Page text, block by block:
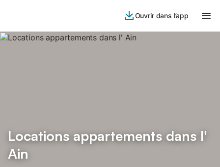
Ouvrir dans l’app
Locations appartements dans l'
Ain